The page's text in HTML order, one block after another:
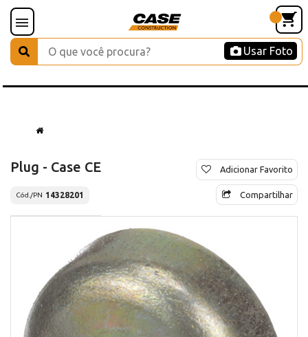
Usar Foto
Plug - Case CE
Cód./PN 14328201
Adicionar Favorito
Compartilhar